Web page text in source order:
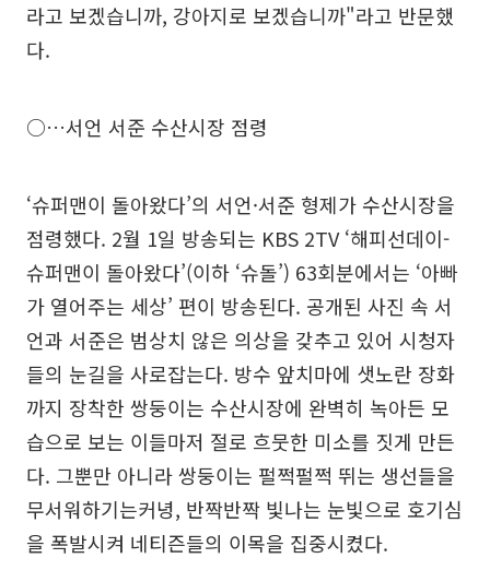
라고 보겠습니까, 강아지로 보겠습니까"라고 반문했
다.
○…서언 서준 수산시장 점령
‘슈퍼맨이 돌아왔다’의 서언·서준 형제가 수산시장을
점령했다. 2월 1일 방송되는 KBS 2TV ‘해피선데이-
슈퍼맨이 돌아왔다’(이하 ‘슈돌’) 63회분에서는 ‘아빠
가 열어주는 세상’ 편이 방송된다. 공개된 사진 속 서
언과 서준은 범상치 않은 의상을 갖추고 있어 시청자
들의 눈길을 사로잡는다. 방수 앞치마에 샛노란 장화
까지 장착한 쌍둥이는 수산시장에 완벽히 녹아든 모
습으로 보는 이들마저 절로 흐뭇한 미소를 짓게 만든
다. 그뿐만 아니라 쌍둥이는 펄쩍펄쩍 뛰는 생선들을
무서워하기는커녕, 반짝반짝 빛나는 눈빛으로 호기심
을 폭발시켜 네티즌들의 이목을 집중시켰다.